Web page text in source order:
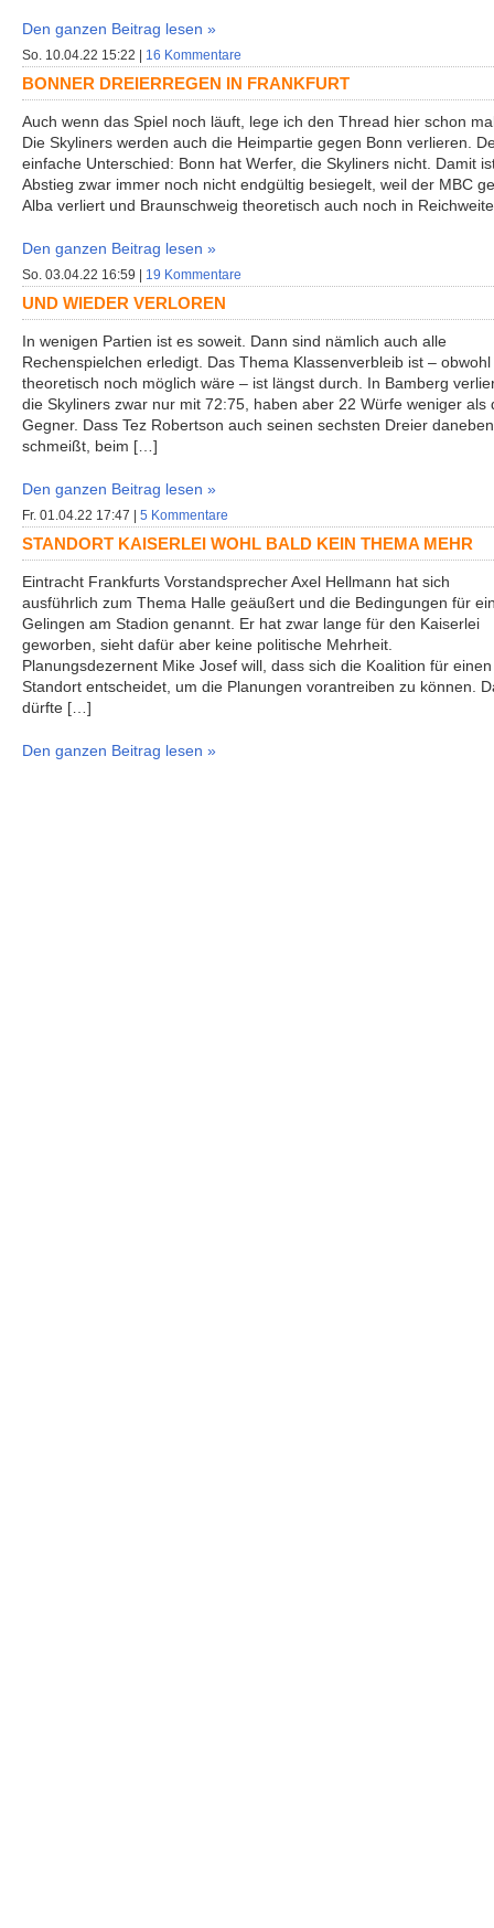
Den ganzen Beitrag lesen »
So. 10.04.22 15:22 | 16 Kommentare
BONNER DREIERREGEN IN FRANKFURT
Auch wenn das Spiel noch läuft, lege ich den Thread hier schon
Die Skyliners werden auch die Heimpartie gegen Bonn verlieren.
einfache Unterschied: Bonn hat Werfer, die Skyliners nicht. Damit
Abstieg zwar immer noch nicht endgültig besiegelt, weil der MBC
Alba verliert und Braunschweig theoretisch auch noch in
Den ganzen Beitrag lesen »
So. 03.04.22 16:59 | 19 Kommentare
UND WIEDER VERLOREN
In wenigen Partien ist es soweit. Dann sind nämlich auch alle
Rechenspielchen erledigt. Das Thema Klassenverbleib ist – obwohl
theoretisch noch möglich wäre – ist längst durch. In Bamberg
die Skyliners zwar nur mit 72:75, haben aber 22 Würfe weniger als
Gegner. Dass Tez Robertson auch seinen sechsten Dreier daneben
schmeißt, beim […]
Den ganzen Beitrag lesen »
Fr. 01.04.22 17:47 | 5 Kommentare
STANDORT KAISERLEI WOHL BALD KEIN THEMA MEHR
Eintracht Frankfurts Vorstandsprecher Axel Hellmann hat sich
ausführlich zum Thema Halle geäußert und die Bedingungen für
Gelingen am Stadion genannt. Er hat zwar lange für den Kaiserlei
geworben, sieht dafür aber keine politische Mehrheit.
Planungsdezernent Mike Josef will, dass sich die Koalition für einen
Standort entscheidet, um die Planungen vorantreiben zu können.
dürfte […]
Den ganzen Beitrag lesen »